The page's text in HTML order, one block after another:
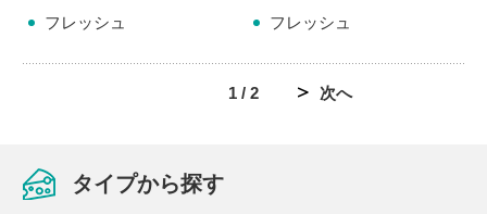
フレッシュ フレッシュ
1 / 2 次へ
タイプから探す